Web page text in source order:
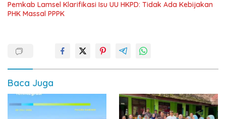
Pemkab Lamsel Klarifikasi Isu UU HKPD: Tidak Ada Kebijakan
PHK Massal PPPK
Baca Juga